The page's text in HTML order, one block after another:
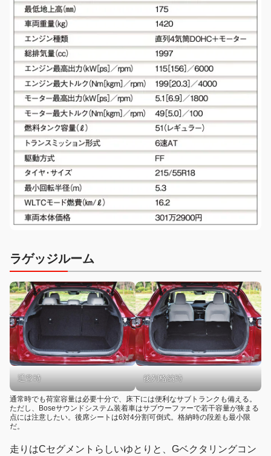
ラゲッジルーム
通常時 後列格納時
通常時でも荷室容量は必要十分で、床下には便利なサブトランクも備える。
ただし、Boseサウンドシステム装着車はサブウーファーで若干容量が狭まる
点には注意したい。後席シートは6対4分割可倒式。格納時の段差も最小限
だ。
走りはCセグメントらしいゆとりと、Gベクタリングコン